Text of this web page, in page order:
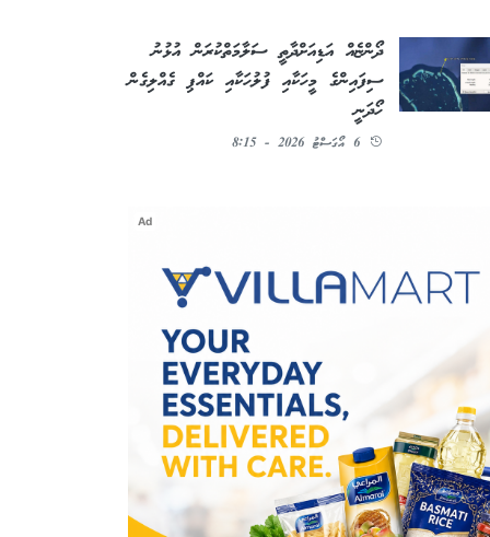
ދޯންޏެއް އަޑިއަށްދާތީ ސަލާމަތްކުރަން އުޅުނު
ސިފައިންގެ މީހަކާއި ފުލުހަކާއި ކައްޕި ގެއްލިގެން
ހޯދަނީ
6 އޯގަސްޓު 2026 - 8:15
Ad